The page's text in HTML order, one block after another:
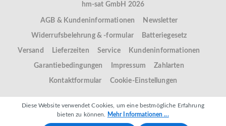
hm-sat GmbH 2026
AGB & Kundeninformationen Newsletter
Widerrufsbelehrung & -formular Batteriegesetz
Versand Lieferzeiten Service Kundeninformationen
Garantiebedingungen Impressum Zahlarten
Kontaktformular Cookie-Einstellungen
Diese Website verwendet Cookies, um eine bestmögliche Erfahrung
bieten zu können.
Mehr Informationen ...